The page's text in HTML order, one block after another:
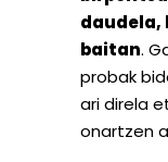
daudela,
baitan.
probak
ari direla
onartzen